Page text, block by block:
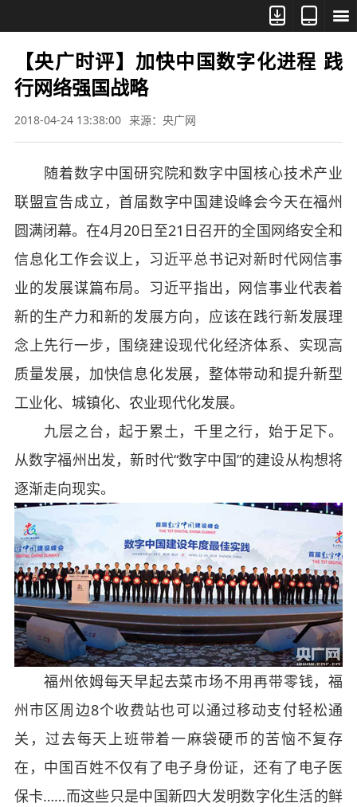



【央广时评】加快中国数字化进程 践
行网络强国战略
2018-04-24 13:38:00 来源：央广网
随着数字中国研究院和数字中国核心技术产业
联盟宣告成立，首届数字中国建设峰会今天在福州
圆满闭幕。在4月20日至21日召开的全国网络安全和
信息化工作会议上，习近平总书记对新时代网信事
业的发展谋篇布局。习近平指出，网信事业代表着
新的生产力和新的发展方向，应该在践行新发展理
念上先行一步，围绕建设现代化经济体系、实现高
质量发展，加快信息化发展，整体带动和提升新型
工业化、城镇化、农业现代化发展。
九层之台，起于累土，千里之行，始于足下。
从数字福州出发，新时代“数字中国”的建设从构想将
逐渐走向现实。
福州依姆每天早起去菜市场不用再带零钱，福
州市区周边8个收费站也可以通过移动支付轻松通
关，过去每天上班带着一麻袋硬币的苦恼不复存
在，中国百姓不仅有了电子身份证，还有了电子医
保卡……而这些只是中国新四大发明数字化生活的鲜